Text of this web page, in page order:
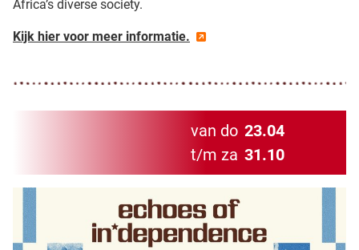
Africa’s diverse society.
Kijk hier voor meer informatie.
van do 23.04
t/m za 31.10